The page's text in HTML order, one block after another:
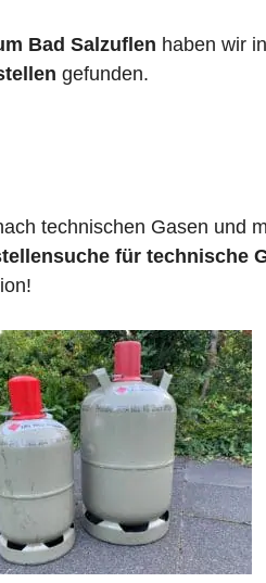
Bad Salzuflen haben wir
gefunden.
technischen Gasen und
für technische